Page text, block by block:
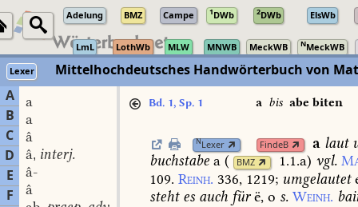
Adelung BMZ Campe 1DWb 2DWb ElsWb
LmL LothWb MLW MNWB MeckWB NMeckWB
Lexer
Mittelhochdeutsches Handwörterbuch von
A
B
C
D
E
F
a
a
â
â, interj.
â-
â
Bd. 1, Sp. 1 abis abe biten
NLexer FindeB a laut
buchstabe a ( BMZ 1.1.a) vgl.
109. Reinh. 336, 1219; umgelautet
stehtes auch fürë, o s. Weinh.